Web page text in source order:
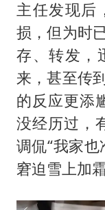
主任发现后
损，但为时
存、转发，
来，甚至传
的反应更添
没经历过，
调侃“我家
窘迫雪上加霜